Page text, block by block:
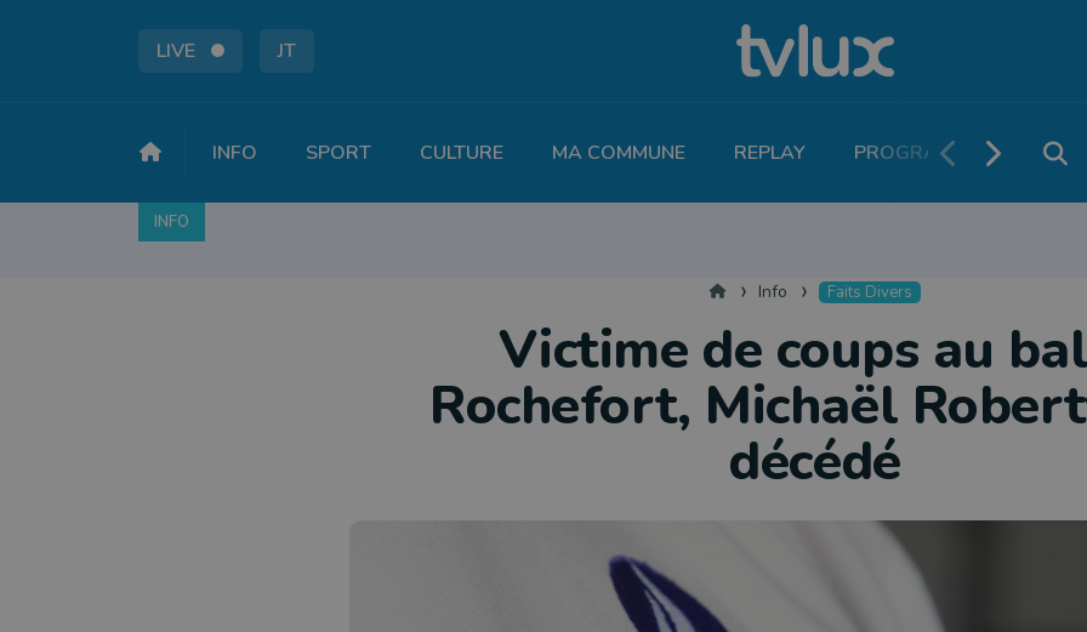
LIVE JT
INFO SPORT CULTURE MA COMMUNE REPLAY PROGRAMME TV
INFO
AccueilInfo Faits Divers
Victime de coups au
Rochefort, Michaël
décédé